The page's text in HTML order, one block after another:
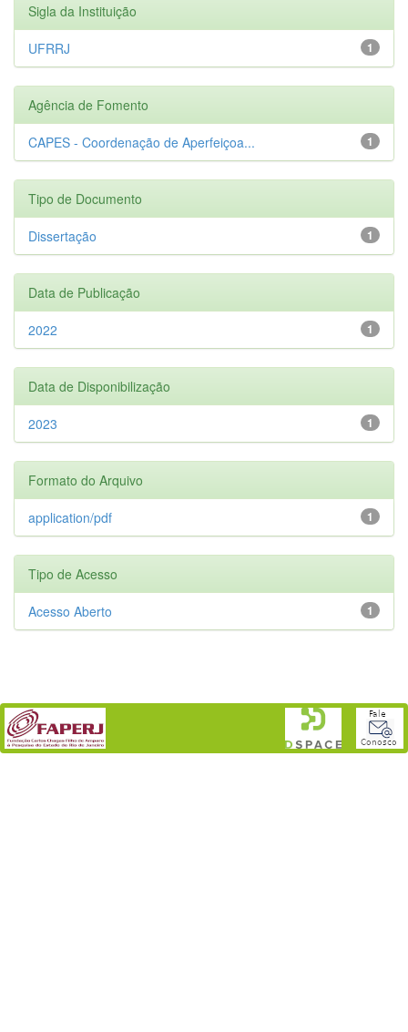
Sigla da Instituição
1
UFRRJ
Agência de Fomento
1
CAPES - Coordenação de Aperfeiçoa...
Tipo de Documento
1
Dissertação
Data de Publicação
1
2022
Data de Disponibilização
1
2023
Formato do Arquivo
1
application/pdf
Tipo de Acesso
1
Acesso Aberto